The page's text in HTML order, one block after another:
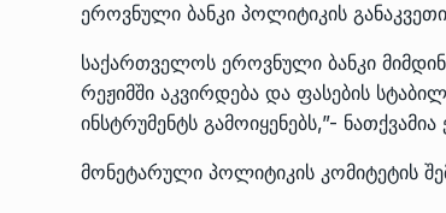
ეროვნული ბანკი პოლიტიკის
საქართველოს ეროვნული ბანკი
რეჟიმში აკვირდება და ფასების
ინსტრუმენტს გამოიყენებს,”-
მონეტარული პოლიტიკის კომიტეტის